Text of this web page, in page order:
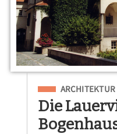
Eingeordnet unter
ARCHITEKTUR
Die